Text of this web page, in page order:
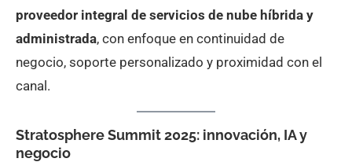
proveedor integral de servicios de nube híbrida y
administrada, con enfoque en continuidad de
negocio, soporte personalizado y proximidad con el
canal.
Stratosphere Summit 2025: innovación, IA y
negocio